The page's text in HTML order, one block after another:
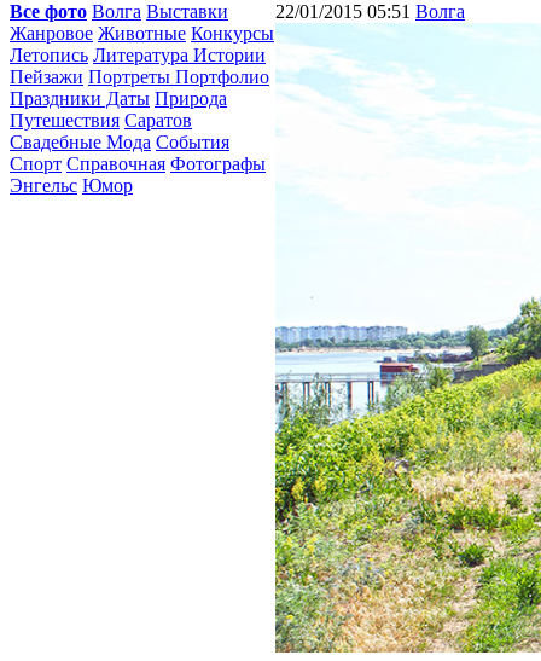
Все фото Волга Выставки
Жанровое Животные Конкурсы
Летопись Литература Истории
Пейзажи Портреты Портфолио
Праздники Даты Природа
Путешествия Саратов
Свадебные Мода События
Спорт Справочная Фотографы
Энгельс Юмор
22/01/2015 05:51 Волга